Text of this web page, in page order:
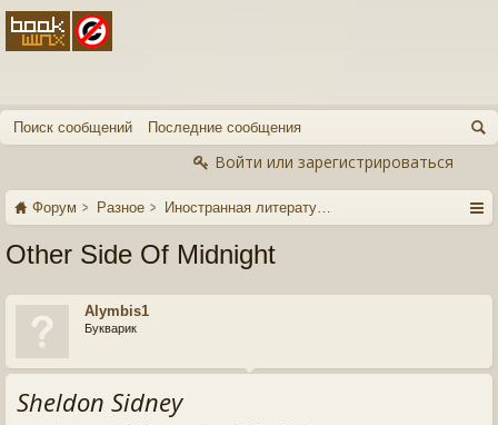
Поиск сообщений Последние сообщения
Войти или зарегистрироваться
Форум Разное Иностранная литература
Other Side Of Midnight
Alymbis1
Букварик
Sheldon Sidney